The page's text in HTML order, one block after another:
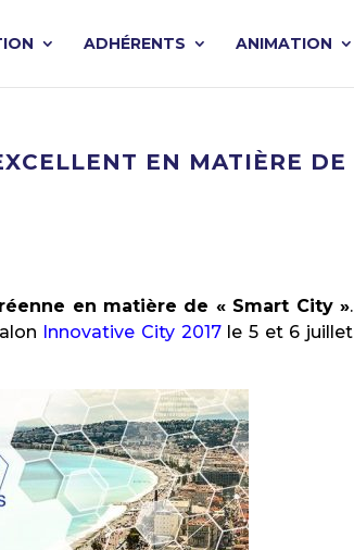
ADHÉRENTS ANIMATION
EN MATIÈRE DE
en matière de « Smart City ».
Innovative City 2017le 5 et 6 juillet